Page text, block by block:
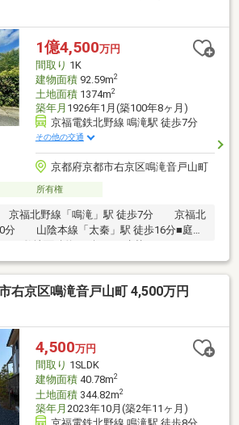
双ケ丘中学校 約1350ｍ・仁和寺 約680
1億4,500万円
間取り 1K
建物面積92.59m2
土地面積1374m2
築年月 1926年1月(築100年8ヶ月)
京福電鉄北野線 鳴滝駅 徒歩7分
その他の交通
京都府京都市右京区鳴滝音戸山町
所有権
福北野線「鳴滝」駅 徒歩7分 京福北
分 山陰本線「太秦」駅 徒歩16分■庭
も可能です！ 当社提携先のリフォーム
可能です。（日程調整を要します。）
能ですので、お気軽にお問い合わせくだ
右京区鳴滝音戸山町 4,500万円
4,500万円
間取り 1SLDK
建物面積40.78m2
土地面積344.82m2
築年月 2023年10月(築2年11ヶ月)